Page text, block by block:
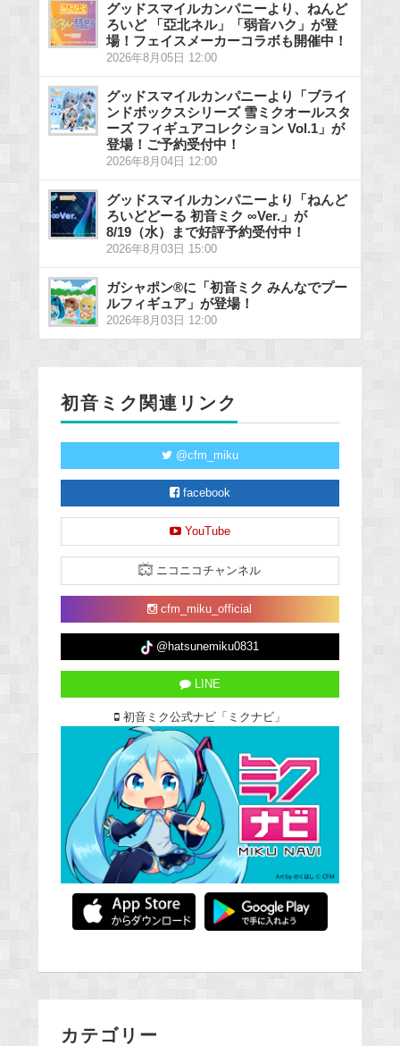
グッドスマイルカンパニーより、ねんど
ろいど 「亞北ネル」「弱音ハク」が登
場！フェイスメーカーコラボも開催中！
2026年8月05日 12:00
グッドスマイルカンパニーより「ブライ
ンドボックスシリーズ 雪ミクオールスタ
ーズ フィギュアコレクション Vol.1」が
登場！ご予約受付中！
2026年8月04日 12:00
グッドスマイルカンパニーより「ねんど
ろいどどーる 初音ミク ∞Ver.」が
8/19（水）まで好評予約受付中！
2026年8月03日 15:00
ガシャポン®に「初音ミク みんなでプー
ルフィギュア」が登場！
2026年8月03日 12:00
初音ミク関連リンク
@cfm_miku
facebook
YouTube
ニコニコチャンネル
cfm_miku_official
@hatsunemiku0831
LINE
初音ミク公式ナビ「ミクナビ」
カテゴリー